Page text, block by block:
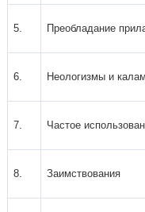
5. Преобладание
6. Неологизмы и
7. Частое
8. Заимствования